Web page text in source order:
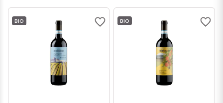
Sauvignon
Sforzato di Valtellina
BIO BIO